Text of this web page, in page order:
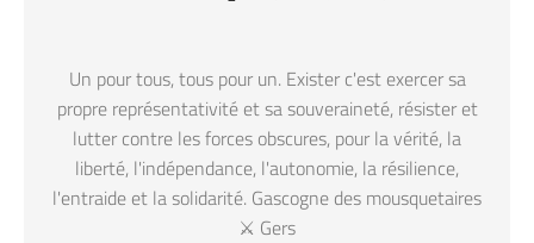
Un pour tous, tous pour un. Exister c'est exercer sa
propre représentativité et sa souveraineté, résister et
lutter contre les forces obscures, pour la vérité, la
liberté, l'indépendance, l'autonomie, la résilience,
l'entraide et la solidarité. Gascogne des mousquetaires
⚔️ Gers